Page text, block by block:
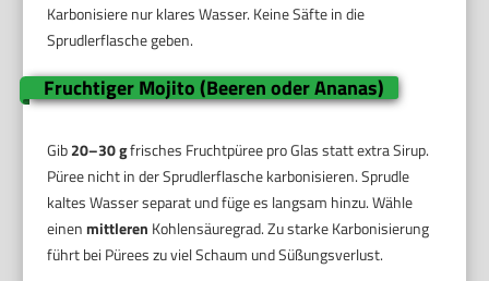
Karbonisiere nur klares Wasser. Keine Säfte in die
Sprudlerflasche geben.
Fruchtiger Mojito (Beeren oder Ananas)
Gib20–30 gfrisches Fruchtpüree pro Glas statt extra Sirup.
Püree nicht in der Sprudlerflasche karbonisieren. Sprudle
kaltes Wasser separat und füge es langsam hinzu. Wähle
einenmittleren Kohlensäuregrad. Zu starke Karbonisierung
führt bei Pürees zu viel Schaum und Süßungsverlust.